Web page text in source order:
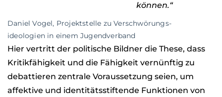
kön­nen.“
Daniel Vogel, Pro­jekt­stelle zu Ver­schwö­rungs­
ideo­lo­gien in einem Jugend­ver­band
Hier ver­tritt der poli­ti­sche Bild­ner die These, dass
Kri­tik­fä­hig­keit und die Fähig­keit ver­nünf­tig zu
debat­tie­ren zen­trale Vor­aus­set­zung seien, um
affek­tive und iden­ti­täts­stif­tende Funk­tio­nen von